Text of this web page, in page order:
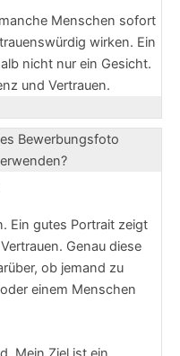
Menschen sofort
wirken. Ein
nicht nur ein Gesicht.
und Vertrauen.
Bewerbungsfoto
Ein gutes Portrait zeigt
Genau diese
ob jemand zu
einem Menschen